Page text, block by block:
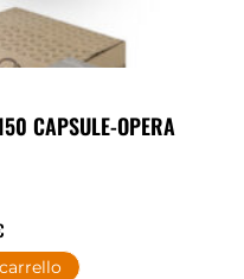
CAPSULE-OPERA